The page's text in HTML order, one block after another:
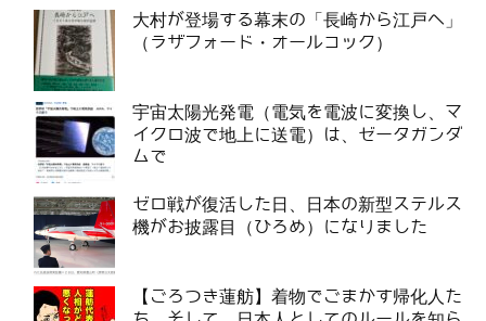
大村が登場する幕末の「長崎から江戸へ」
（ラザフォード・オールコック）
宇宙太陽光発電（電気を電波に変換し、マ
イクロ波で地上に送電）は、ゼータガンダ
ムで
ゼロ戦が復活した日、日本の新型ステルス
機がお披露目（ひろめ）になりました
【ごろつき蓮舫】着物でごまかす帰化人た